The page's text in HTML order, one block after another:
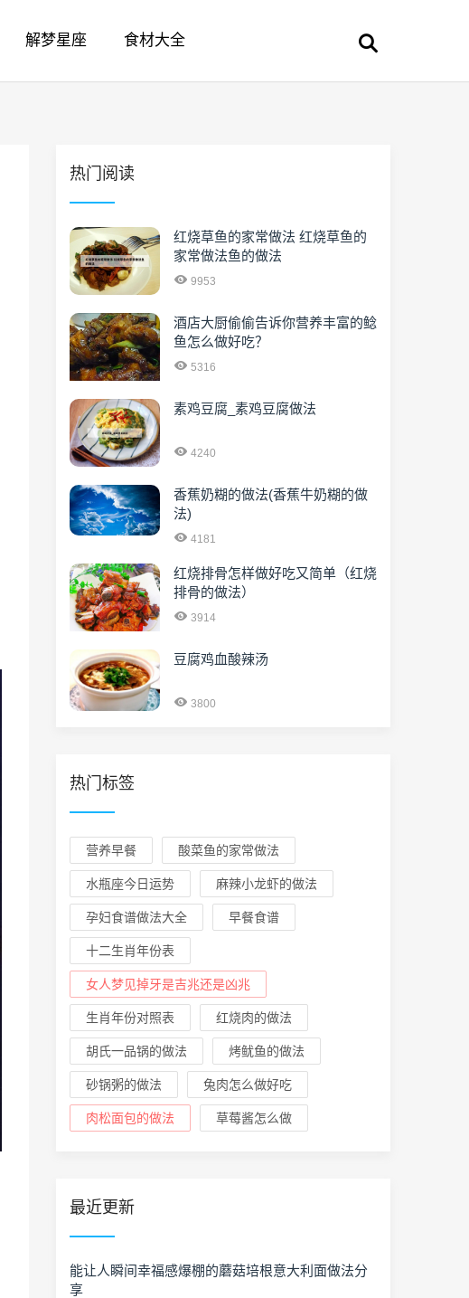
解梦星座 食材大全
热门阅读
红烧草鱼的家常做法 红烧草鱼的
家常做法鱼的做法
9953
酒店大厨偷偷告诉你营养丰富的鲶
鱼怎么做好吃？
5316
素鸡豆腐_素鸡豆腐做法
4240
香蕉奶糊的做法(香蕉牛奶糊的做
法)
4181
红烧排骨怎样做好吃又简单（红烧
排骨的做法）
3914
豆腐鸡血酸辣汤
3800
热门标签
营养早餐 酸菜鱼的家常做法
水瓶座今日运势 麻辣小龙虾的做法
孕妇食谱做法大全 早餐食谱
十二生肖年份表
女人梦见掉牙是吉兆还是凶兆
生肖年份对照表 红烧肉的做法
胡氏一品锅的做法 烤鱿鱼的做法
砂锅粥的做法 兔肉怎么做好吃
肉松面包的做法 草莓酱怎么做
最近更新
能让人瞬间幸福感爆棚的蘑菇培根意大利面做法分
享